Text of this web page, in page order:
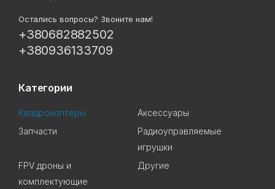
Остались вопросы? Звоните нам!
+380682882502
+380936133709
Категории
Квадрокоптеры
Аксессуары
Запчасти
Радиоуправляемые
игрушки
FPV дроны и
комплектующие
Другие